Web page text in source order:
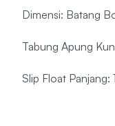
Dimensi: Batang
Tabung Apung
Slip Float Panjang: